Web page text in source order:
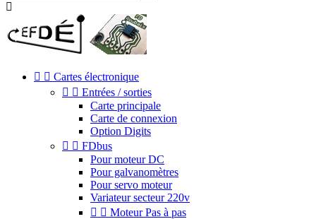

  Cartes électronique
  Entrées / sorties
Carte principale
Carte de connexion
Option Digits
  FDbus
Pour moteur DC
Pour galvanomètres
Pour servo moteur
Variateur secteur 220v
  Moteur Pas à pas